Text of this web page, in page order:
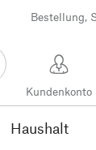
Bestellung,
Kundenkonto
Haushalt